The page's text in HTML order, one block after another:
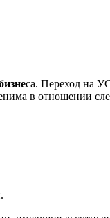
са. Переход на
в отношении